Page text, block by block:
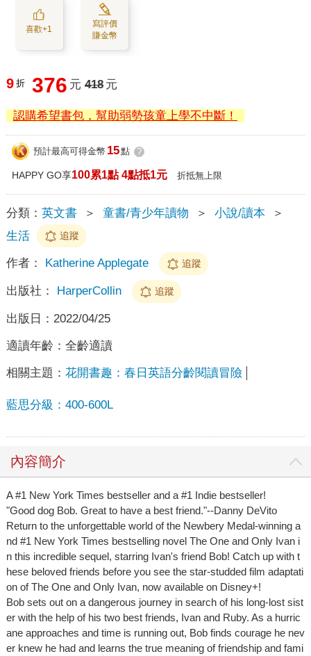
喜歡+1
寫評價
賺金幣
9 折 376 元 418 元
認購希望書包，幫助弱勢孩童上學不中斷！
預計最高可得金幣 15點 ?
HAPPY GO享100累1點 4點抵1元 折抵無上限
分類： 英文書 ＞ 童書/青少年讀物 ＞ 小說/讀本
＞
生活
追蹤
作者： Katherine Applegate 追蹤
出版社： HarperCollin 追蹤
出版日： 2022/04/25
適讀年齡： 全齡適讀
相關主題： 花開書趣：春日英語分齡閱讀冒險
藍思分級：400-600L
內容簡介
A #1 New York Times bestseller and a #1 Indie bestseller!
"Good dog Bob. Great to have a best friend."--Danny DeVito
Return to the unforgettable world of the Newbery Medal-winning a
nd #1 New York Times bestselling novel The One and Only Ivan i
n this incredible sequel, starring Ivan's friend Bob! Catch up with t
hese beloved friends before you see the star-studded film adaptati
on of The One and Only Ivan, now available on Disney+!
Bob sets out on a dangerous journey in search of his long-lost sist
er with the help of his two best friends, Ivan and Ruby. As a hurric
ane approaches and time is running out, Bob finds courage he nev
er knew he had and learns the true meaning of friendship and fami